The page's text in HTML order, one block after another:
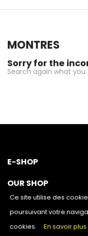
MONTRES
Sorry for the
Search again what
E-SHOP
OUR SHOP
Ce site utilise des
poursuivant votre
cookies.
En savoir plus